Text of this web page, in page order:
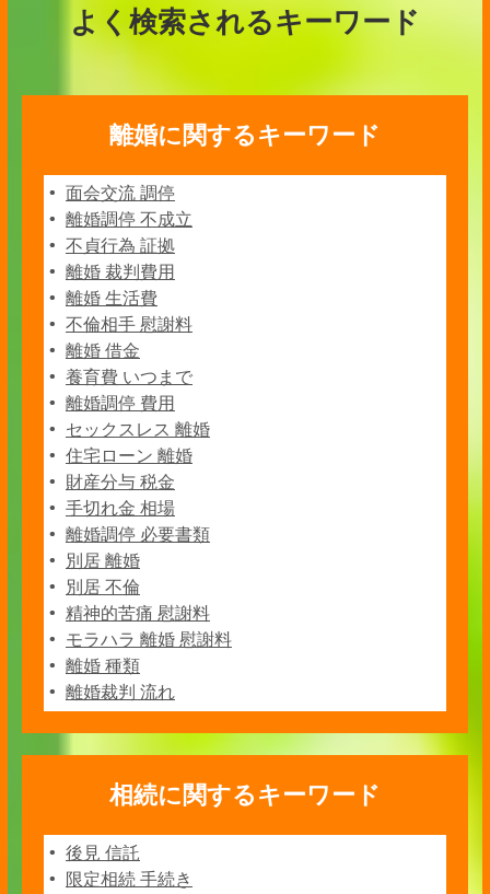
よく検索されるキーワード
離婚に関するキーワード
面会交流 調停
離婚調停 不成立
不貞行為 証拠
離婚 裁判費用
離婚 生活費
不倫相手 慰謝料
離婚 借金
養育費 いつまで
離婚調停 費用
セックスレス 離婚
住宅ローン 離婚
財産分与 税金
手切れ金 相場
離婚調停 必要書類
別居 離婚
別居 不倫
精神的苦痛 慰謝料
モラハラ 離婚 慰謝料
離婚 種類
離婚裁判 流れ
相続に関するキーワード
後見 信託
限定相続 手続き